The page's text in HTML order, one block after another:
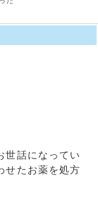
世話になってい
せたお薬を処方